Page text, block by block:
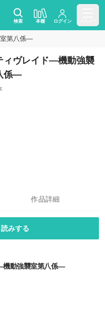
検索 本棚 ログイン
第八係―
ィヴレイド―機動強襲
係―
作品詳細
みする
機動強襲室第八係―